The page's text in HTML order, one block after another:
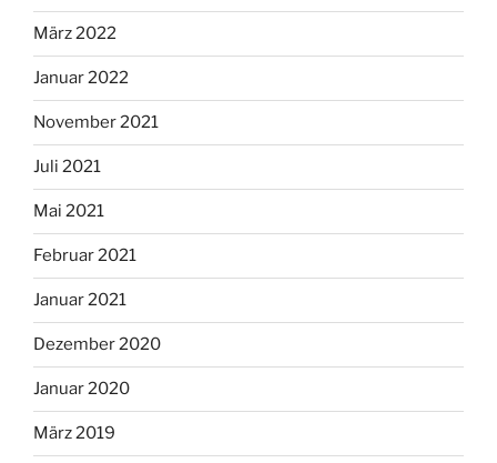
März 2022
Januar 2022
November 2021
Juli 2021
Mai 2021
Februar 2021
Januar 2021
Dezember 2020
Januar 2020
März 2019